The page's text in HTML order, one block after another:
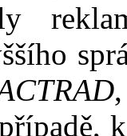
CTRAD